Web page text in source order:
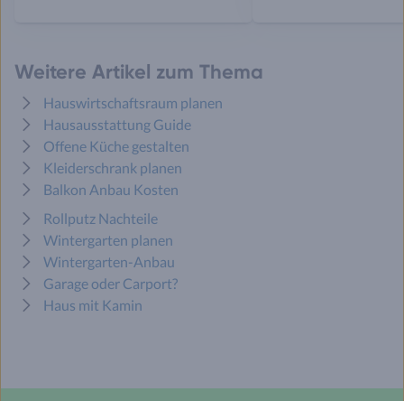
Weitere Artikel zum Thema
Hauswirtschaftsraum planen
Hausausstattung Guide
Offene Küche gestalten
Kleiderschrank planen
Balkon Anbau Kosten
Rollputz Nachteile
Wintergarten planen
Wintergarten-Anbau
Garage oder Carport?
Haus mit Kamin